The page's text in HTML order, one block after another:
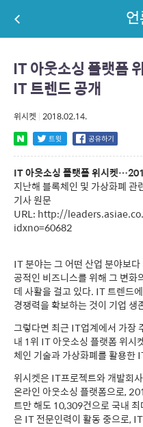
IT 아웃소싱 플랫폼
IT 트렌드 공개
위시켓 2018.02.14.
IT 아웃소싱 플랫폼 위시켓
지난해 블록체인 및 가상화폐
기사 원문
URL: http://
idxno=60682
IT 분야는 그 어떤 산업 분야보
공적인 비즈니스를 위해 그 변화
데 사활을 걸고 있다. IT 트렌드
경쟁력을 확보하는 것이 기업 생
그렇다면 최근 IT업계에서 가장
내 1위 IT 아웃소싱 플랫폼 위시
체인 기술과 가상화폐를 활용한
위시켓은 IT프로젝트와 개발회
온라인 아웃소싱 플랫폼으로,
트만 해도 10,309건으로 국내
은 IT 전문인력이 활동 중으로,